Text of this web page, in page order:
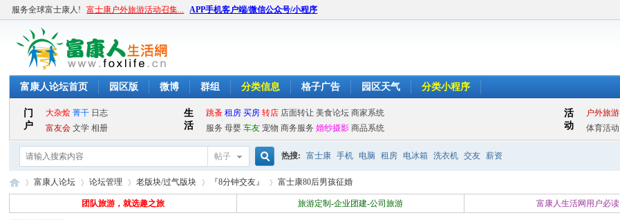
服务全球富士康人! 富士康户外旅游活动召集... APP手机客户端/微信公众号/小程序
富康人论坛首页 园区版 微博 群组 分类信息 格子广告 园区天气 分类小程序
帖子
搜
热搜: 富士康 手机 电脑 租房 电冰箱 洗衣机 交友 薪资
富康人论坛 论坛管理 老版块/过气版块 『8分钟交友』 富士康80后男孩征婚
团队旅游，就选趣之旅 旅游定制-企业团建-公司旅游 富康人生活网用户必读